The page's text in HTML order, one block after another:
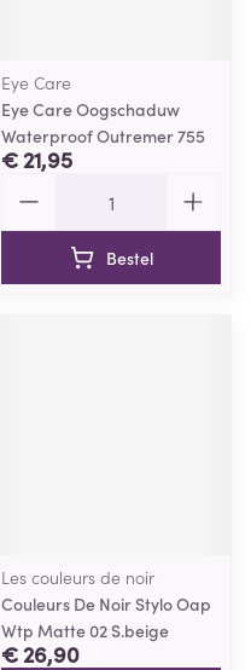
Eye Care
Eye Care Oogschaduw
Waterproof Outremer 755
€ 21,95
Bestel
Les couleurs de noir
Couleurs De Noir Stylo Oap
Wtp Matte 02 S.beige
€ 26,90